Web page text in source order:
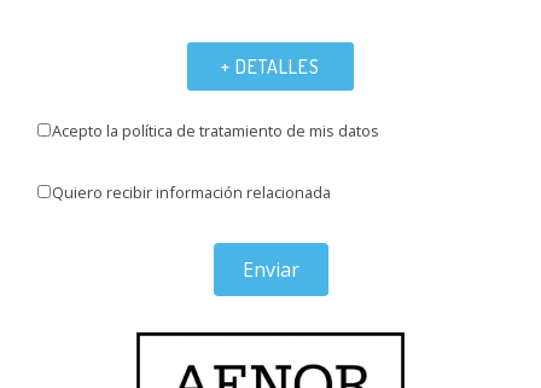
+ DETALLES
Acepto la política de tratamiento de mis datos
Quiero recibir información relacionada
Enviar